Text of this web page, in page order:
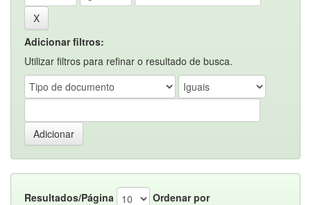
Adicionar filtros:
Utilizar filtros para refinar o resultado de busca.
Resultados/Página
Ordenar por